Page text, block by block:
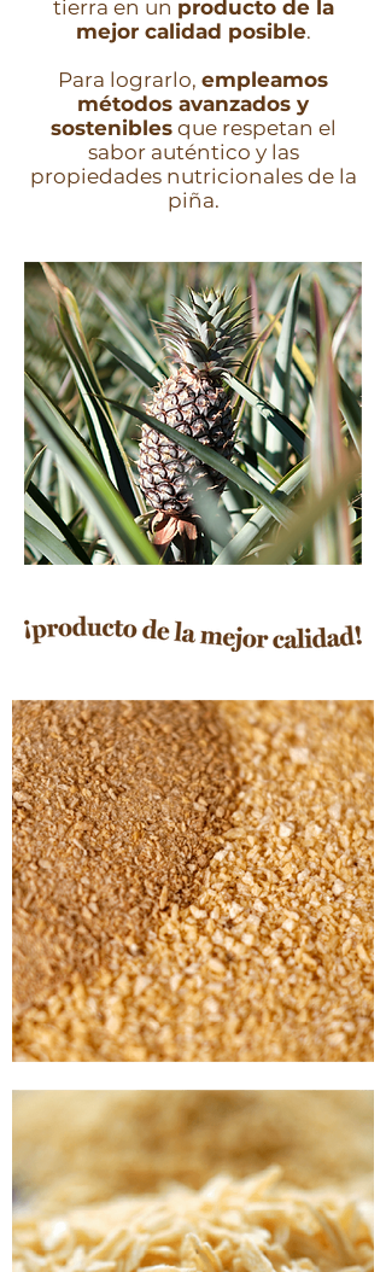
tierra en un producto de la
mejor calidad posible.
Para lograrlo, empleamos
métodos avanzados y
sosteniblesque respetan el
sabor auténtico y las
propiedades nutricionales de la
piña.